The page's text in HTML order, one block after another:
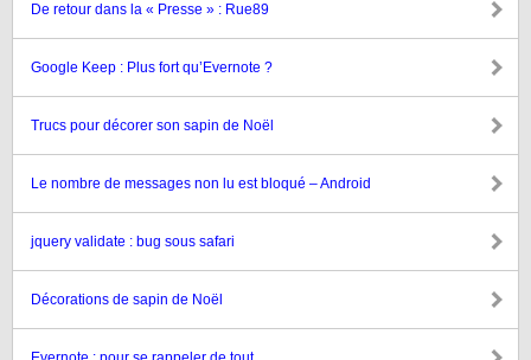
De retour dans la « Presse » : Rue89
Google Keep : Plus fort qu’Evernote ?
Trucs pour décorer son sapin de Noël
Le nombre de messages non lu est bloqué – Android
jquery validate : bug sous safari
Décorations de sapin de Noël